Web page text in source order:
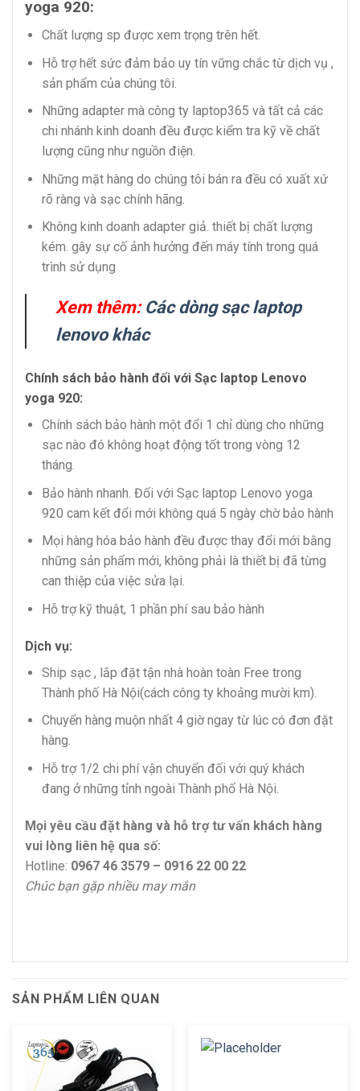
yoga 920:
Chất lượng sp được xem trọng trên hết.
Hỗ trợ hết sức đảm bảo uy tín vững chắc từ dịch vụ ,
sản phẩm của chúng tôi.
Những adapter mà công ty laptop365 và tất cả các
chi nhánh kinh doanh đều được kiểm tra kỹ về chất
lượng cũng như nguồn điện.
Những mặt hàng do chúng tôi bán ra đều có xuất xứ
rõ ràng và sạc chính hãng.
Không kinh doanh adapter giả. thiết bị chất lượng
kém. gây sự cố ảnh hưởng đến máy tính trong quá
trình sử dụng
Xem thêm: Các dòng sạc laptop
lenovo khác
Chính sách bảo hành đối với Sạc laptop Lenovo
yoga 920:
Chính sách bảo hành một đổi 1 chỉ dùng cho những
sạc nào đó không hoạt động tốt trong vòng 12
tháng.
Bảo hành nhanh. Đối với Sạc laptop Lenovo yoga
920 cam kết đổi mới không quá 5 ngày chờ bảo hành
Mọi hàng hóa bảo hành đều được thay đổi mới bằng
những sản phẩm mới, không phải là thiết bị đã từng
can thiệp của việc sửa lại.
Hỗ trợ kỹ thuật, 1 phần phí sau bảo hành
Dịch vụ:
Ship sạc , lắp đặt tận nhà hoàn toàn Free trong
Thành phố Hà Nội(cách công ty khoảng mười km).
Chuyển hàng muộn nhất 4 giờ ngay từ lúc có đơn đặt
hàng.
Hỗ trợ 1/2 chi phí vận chuyển đối với quý khách
đang ở những tỉnh ngoài Thành phố Hà Nội.
Mọi yêu cầu đặt hàng và hỗ trợ tư vấn khách hàng
vui lòng liên hệ qua số:
Hotline: 0967 46 3579 – 0916 22 00 22
Chúc bạn gặp nhiều may mắn
SẢN PHẨM LIÊN QUAN